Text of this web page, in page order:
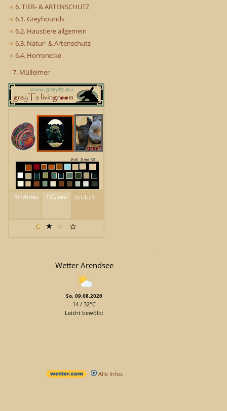
6. TIER- & ARTENSCHUTZ
6.1. Greyhounds
6.2. Haustiere allgemein
6.3. Natur- & Artenschutz
6.4. Horrorecke
7. Mülleimer
Wetter Arendsee
So, 09.08.2026
14 / 32°C
Leicht bewölkt
Alle Infos